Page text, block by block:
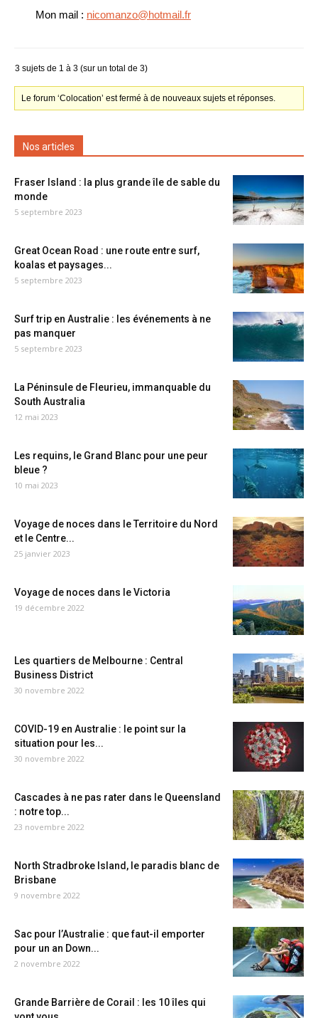
Mon mail : nicomanzo@hotmail.fr
3 sujets de 1 à 3 (sur un total de 3)
Le forum ‘Colocation’ est fermé à de nouveaux sujets et réponses.
Nos articles
Fraser Island : la plus grande île de sable du
monde
5 septembre 2023
Great Ocean Road : une route entre surf,
koalas et paysages...
5 septembre 2023
Surf trip en Australie : les événements à ne
pas manquer
5 septembre 2023
La Péninsule de Fleurieu, immanquable du
South Australia
12 mai 2023
Les requins, le Grand Blanc pour une peur
bleue ?
10 mai 2023
Voyage de noces dans le Territoire du Nord
et le Centre...
25 janvier 2023
Voyage de noces dans le Victoria
19 décembre 2022
Les quartiers de Melbourne : Central
Business District
30 novembre 2022
COVID-19 en Australie : le point sur la
situation pour les...
30 novembre 2022
Cascades à ne pas rater dans le Queensland
: notre top...
23 novembre 2022
North Stradbroke Island, le paradis blanc de
Brisbane
9 novembre 2022
Sac pour l’Australie : que faut-il emporter
pour un an Down...
2 novembre 2022
Grande Barrière de Corail : les 10 îles qui